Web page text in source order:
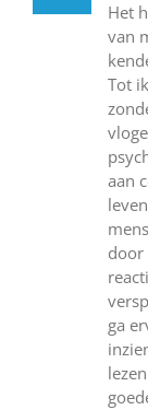
Het
van
Tot
aan
door
ga